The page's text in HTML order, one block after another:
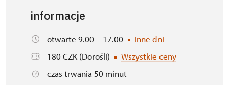
informacje
otwarte 9.00 – 17.00
Inne dni
180 CZK (Dorośli)
Wszystkie ceny
czas trwania 50 minut